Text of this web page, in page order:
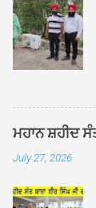
ਮਹਾਨ ਸ਼ਹੀਦ
July 27, 2026